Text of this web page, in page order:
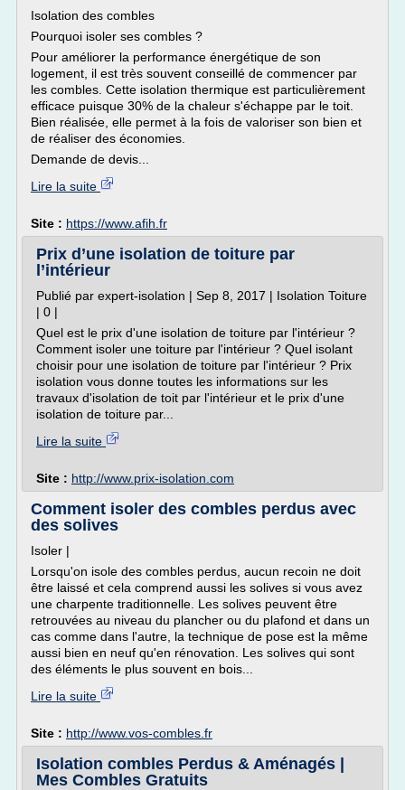
Isolation des combles
Pourquoi isoler ses combles ?
Pour améliorer la performance énergétique de son
logement, il est très souvent conseillé de commencer par
les combles. Cette isolation thermique est particulièrement
efficace puisque 30% de la chaleur s'échappe par le toit.
Bien réalisée, elle permet à la fois de valoriser son bien et
de réaliser des économies.
Demande de devis...
Lire la suite
Site : https://www.afih.fr
Prix d’une isolation de toiture par
l’intérieur
Publié par expert-isolation | Sep 8, 2017 | Isolation Toiture
| 0 |
Quel est le prix d'une isolation de toiture par l'intérieur ?
Comment isoler une toiture par l'intérieur ? Quel isolant
choisir pour une isolation de toiture par l'intérieur ? Prix
isolation vous donne toutes les informations sur les
travaux d'isolation de toit par l'intérieur et le prix d'une
isolation de toiture par...
Lire la suite
Site : http://www.prix-isolation.com
Comment isoler des combles perdus avec
des solives
Isoler |
Lorsqu'on isole des combles perdus, aucun recoin ne doit
être laissé et cela comprend aussi les solives si vous avez
une charpente traditionnelle. Les solives peuvent être
retrouvées au niveau du plancher ou du plafond et dans un
cas comme dans l'autre, la technique de pose est la même
aussi bien en neuf qu'en rénovation. Les solives qui sont
des éléments le plus souvent en bois...
Lire la suite
Site : http://www.vos-combles.fr
Isolation combles Perdus & Aménagés |
Mes Combles Gratuits